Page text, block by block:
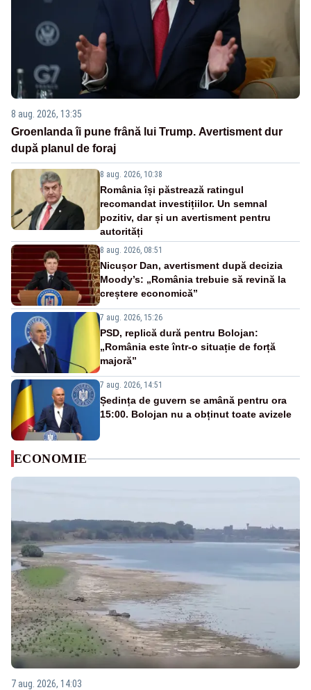
8 aug. 2026, 13:35
Groenlanda îi pune frână lui Trump. Avertisment dur
după planul de foraj
8 aug. 2026, 10:38
România își păstrează ratingul
recomandat investițiilor. Un semnal
pozitiv, dar și un avertisment pentru
autorități
8 aug. 2026, 08:51
Nicușor Dan, avertisment după decizia
Moody’s: „România trebuie să revină la
creștere economică”
7 aug. 2026, 15:26
PSD, replică dură pentru Bolojan:
„România este într-o situație de forță
majoră”
7 aug. 2026, 14:51
Ședința de guvern se amână pentru ora
15:00. Bolojan nu a obținut toate avizele
ECONOMIE
7 aug. 2026, 14:03